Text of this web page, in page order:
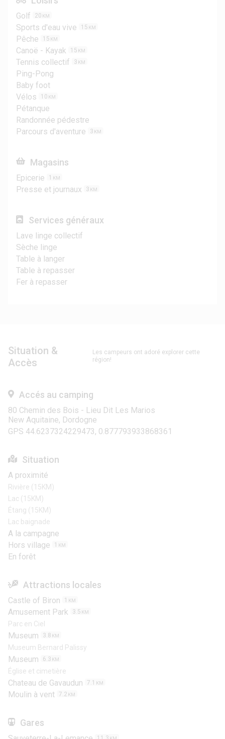
Golf 20 KM
Sports d'eau vive 15 KM
Pêche 15 KM
Canoë - Kayak 15 KM
Tennis collectif 3 KM
Ping-Pong
Baby foot
Vélos
10 KM
Pétanque
Randonnée pédestre
Parcours d'aventure
3 KM
Magasins
Epicerie 1 KM
Presse et journaux 3 KM
Services généraux
Lave linge collectif
Sèche linge
Table à langer
Table à repasser
Fer à repasser
Situation &
Accès
Les campeurs ont adoré explorer cette
région!
Accés au camping
80 Chemin des Bois - Lieu Dit Les Marios
New Aquitaine, Dordogne
GPS 44.6237324229473, 0.877793933868361
Situation
A proximité
Rivière (15KM)
Lac (15KM)
Étang (15KM)
Lac baignade
A la campagne
Hors village
1 KM
En forêt
Attractions locales
Castle of Biron 1 KM
Amusement Park 3.5 KM
Parc en Ciel
Museum 3.8 KM
Museum Bernard Palissy
Museum 6.3 KM
Église et cimetière
Chateau de Gavaudun 7.1 KM
Moulin à vent 7.2 KM
Gares